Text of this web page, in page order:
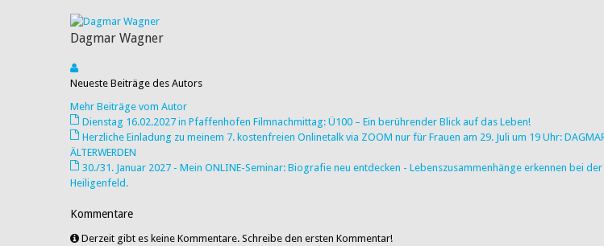
Dagmar Wagner
Neueste Beiträge des Autors
Mehr Beiträge vom Autor
Dienstag 16.02.2027 in Pfaffenhofen Filmnachmittag: Ü100 – Ein berührender Blick auf das Leben!
Herzliche Einladung zu meinem 7. kostenfreien Onlinetalk via ZOOM nur für Frauen am 29. Juli um 19 Uhr: DAGMAR
ÄLTERWERDEN
30./31. Januar 2027 - Mein ONLINE-Seminar: Biografie neu entdecken - Lebenszusammenhänge erkennen bei
Heiligenfeld.
Kommentare
Derzeit gibt es keine Kommentare. Schreibe den ersten Kommentar!